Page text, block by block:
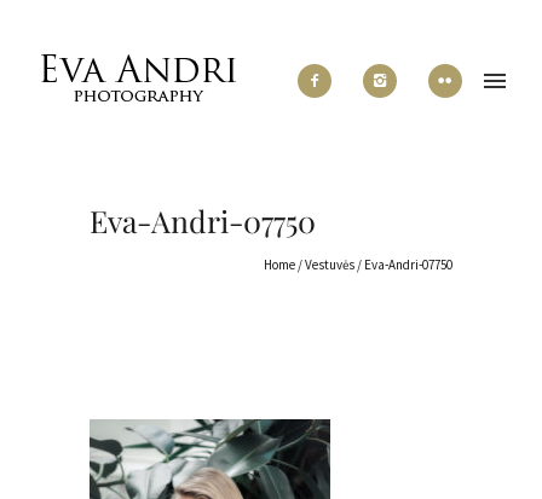
Eva-Andri-07750
Home /Vestuvės / Eva-Andri-07750